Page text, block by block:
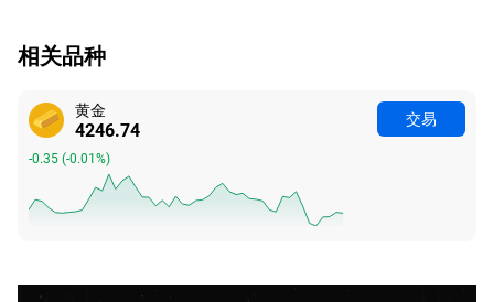
相关品种
黄金
4246.74
-0.35(-0.01%)
交易